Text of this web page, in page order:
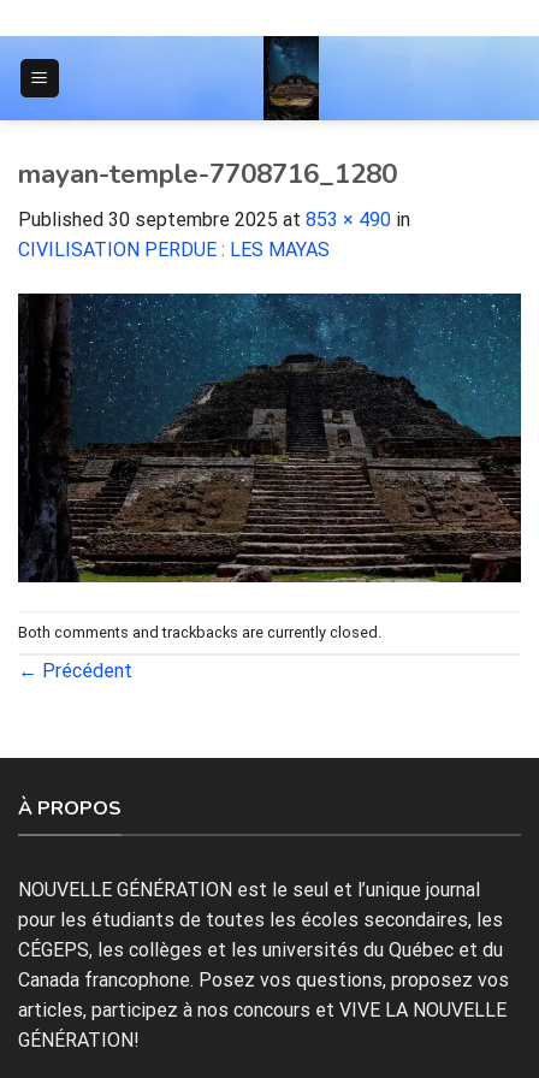
to
content
mayan-temple-7708716_1280
Published 30 septembre 2025 at 853 × 490 in
CIVILISATION PERDUE : LES MAYAS
Both comments and trackbacks are currently closed.
← Précédent
À PROPOS
NOUVELLE GÉNÉRATION est le seul et l’unique journal
pour les étudiants de toutes les écoles secondaires, les
CÉGEPS, les collèges et les universités du Québec et du
Canada francophone. Posez vos questions, proposez vos
articles, participez à nos concours et VIVE LA NOUVELLE
GÉNÉRATION!